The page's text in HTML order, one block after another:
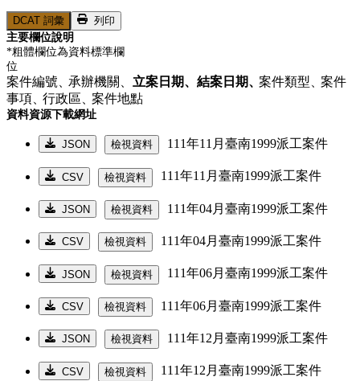
DCAT 詞彙
列印
主要欄位說明
*粗體欄位為資料標準欄
位
案件編號、承辦機關、 立案日期、 結案日期、案件類型、案件
事項、行政區、案件地點
資料資源下載網址
JSON 檢視資料 111年11月臺南1999派工案件
CSV 檢視資料 111年11月臺南1999派工案件
JSON 檢視資料 111年04月臺南1999派工案件
CSV 檢視資料 111年04月臺南1999派工案件
JSON 檢視資料 111年06月臺南1999派工案件
CSV 檢視資料 111年06月臺南1999派工案件
JSON 檢視資料 111年12月臺南1999派工案件
CSV 檢視資料 111年12月臺南1999派工案件